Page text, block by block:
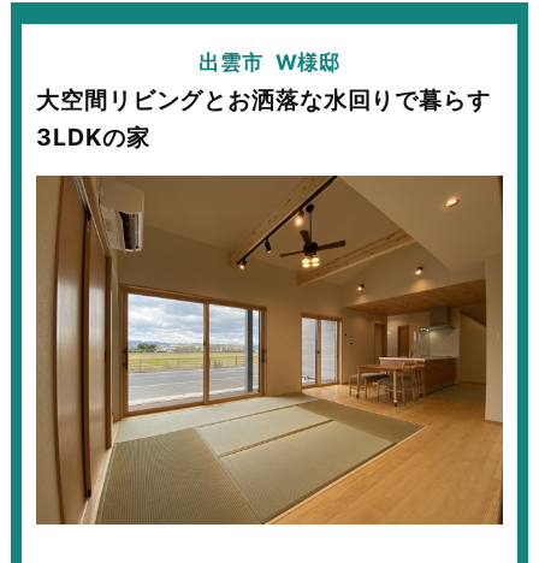
出雲市 W様邸
大空間リビングとお洒落な水回りで暮らす
3LDKの家